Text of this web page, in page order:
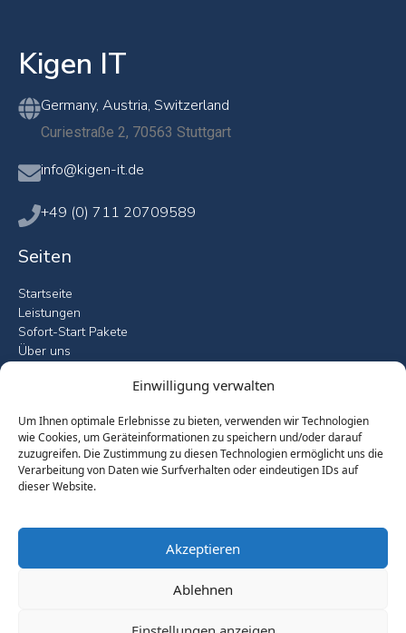
Einwilligung verwalten
Um Ihnen optimale Erlebnisse zu bieten, verwenden wir Technologien
wie Cookies, um Geräteinformationen zu speichern und/oder darauf
zuzugreifen. Die Zustimmung zu diesen Technologien ermöglicht uns die
Verarbeitung von Daten wie Surfverhalten oder eindeutigen IDs auf
dieser Website.
Akzeptieren
Ablehnen
Kigen IT
Germany, Austria, Switzerland
Curiestraße 2, 70563 Stuttgart
info@kigen-it.de
+49 (0) 711 20709589
Seiten
Startseite
Leistungen
Sofort-Start Pakete
Über uns
Leistungen
Microsoft 365 Compliance Check